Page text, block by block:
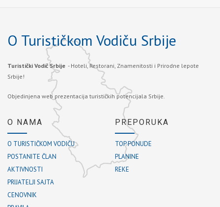
O Turističkom Vodiču Srbije
Turistički Vodič Srbije - Hoteli, Restorani, Znamenitosti i Prirodne lepote
Srbije!
Objedinjena web prezentacija turističkih potencijala Srbije.
O NAMA
O TURISTIČKOM VODIČU
POSTANITE ČLAN
AKTIVNOSTI
PRIJATELJI SAJTA
CENOVNIK
PREPORUKA
TOP PONUDE
PLANINE
REKE